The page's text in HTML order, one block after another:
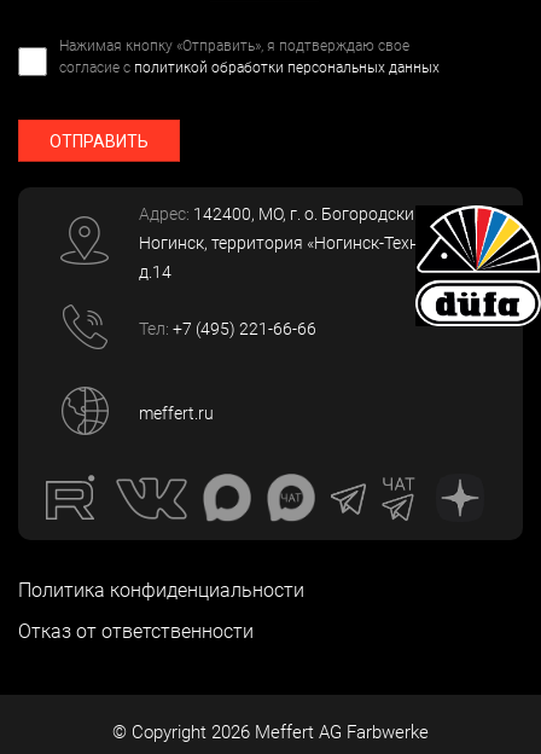
Нажимая кнопку «Отправить», я подтверждаю свое
согласие с политикой обработки персональных данных
ОТПРАВИТЬ
Адрес: 142400, МО, г. о. Богородский, г.
Ногинск, территория «Ногинск-Технопарк»,
д.14
Тел: +7 (495) 221-66-66
meffert.ru
Политика конфиденциальности
Отказ от ответственности
© Copyright 2026 Meffert AG Farbwerke